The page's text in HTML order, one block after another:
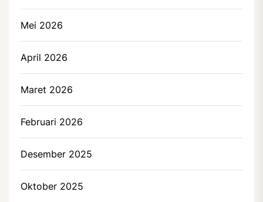
Mei 2026
April 2026
Maret 2026
Februari 2026
Desember 2025
Oktober 2025